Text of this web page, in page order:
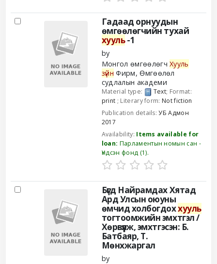
Гадаад орнуудын
өмгөөлөгчийн тухай
хууль-1
by
Монгол өмгөөлөгчХууль
зүйн Фирм, Өмгөөлөл
судлалын академи
Material type: Text; Format:
print ; Literary form:Not fiction
Publication details:УБ Адмон
2017
Availability: Items available for
loan: Парламентын номын сан -
Үндсэн фонд (1).
Бүгд Найрамдах Хятад
Ард Улсын оюуны
өмчид холбогдоххууль
тогтоомжийн эмхтгэл /
Хөрвүүлж, эмхтгэсэн: Б.
Батбаяр, Т.
Мөнхжаргал
by